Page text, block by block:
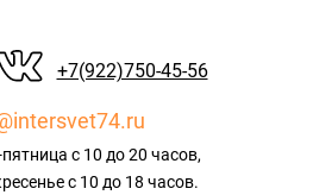
+7(922)750-45-56
с 10 до 20 часов,
с 10 до 18 часов.